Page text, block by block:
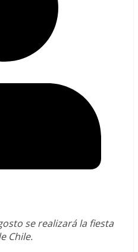
se realizará la fiesta
Chile.